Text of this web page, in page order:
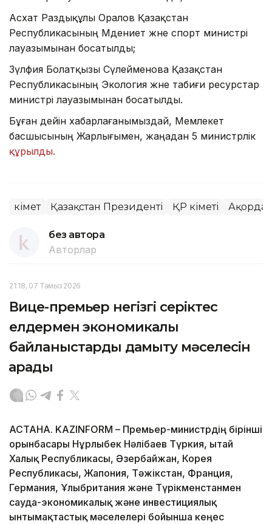
Асхат Раздықұлы Оралов Қазақстан
Республикасының Мәдениет және спорт министрі
лауазымынан босатылды;
Зүлфия Болатқызы Сүлейменова Қазақстан
Республикасының Экология және табиғи ресурстар
министрі лауазымынан босатылды.
Бұған дейін хабарлағанымыздай, Мемлекет
басшысының Жарлығымен, жаңадан 5 министрлік
құрылды.
Үкімет Қазақстан Президенті ҚР Үкіметі Ақорда
без автора
Авторлар
21:18, 07 Тамыз 2026
Вице-премьер негізгі серіктес
елдермен экономикалық
байланыстарды дамыту мәселесін
қарады
АСТАНА. KAZINFORM – Премьер-министрдің бірінші
орынбасары Нұрлыбек Нәлібаев Түркия, Қытай
Халық Республикасы, Әзербайжан, Корея
Республикасы, Жапония, Тәжікстан, Франция,
Германия, Ұлыбритания және Түрікменстанмен
сауда-экономикалық және инвестициялық
ынтымақтастық мәселелері бойынша кеңес